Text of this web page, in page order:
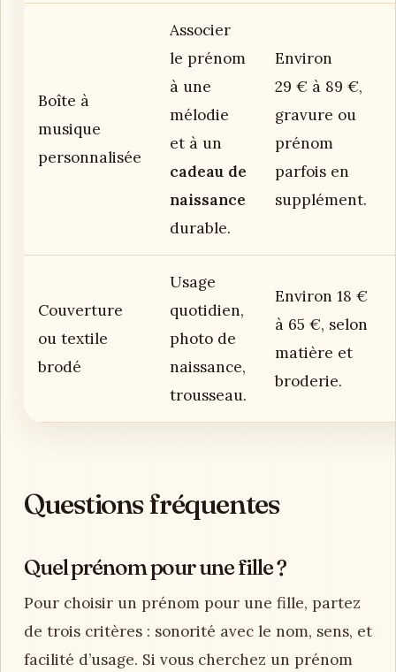
Boîte à
musique
personnalisée
Associer
le prénom
à une
mélodie
et à un
cadeau de
naissance
durable.
Environ
29 € à 89 €,
gravure ou
prénom
parfois en
supplément.
Couverture
ou textile
brodé
Usage
quotidien,
photo de
naissance,
trousseau.
Environ 18 €
à 65 €, selon
matière et
broderie.
Questions fréquentes
Quel prénom pour une fille ?
Pour choisir un prénom pour une fille, partez
de trois critères : sonorité avec le nom, sens, et
facilité d’usage. Si vous cherchez un prénom